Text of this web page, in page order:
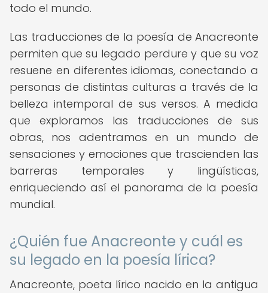
todo el mundo.
Las traducciones de la poesía de Anacreonte
permiten que su legado perdure y que su voz
resuene en diferentes idiomas, conectando a
personas de distintas culturas a través de la
belleza intemporal de sus versos. A medida
que exploramos las traducciones de sus
obras, nos adentramos en un mundo de
sensaciones y emociones que trascienden las
barreras temporales y lingüísticas,
enriqueciendo así el panorama de la poesía
mundial.
¿Quién fue Anacreonte y cuál es
su legado en la poesía lírica?
Anacreonte, poeta lírico nacido en la antigua